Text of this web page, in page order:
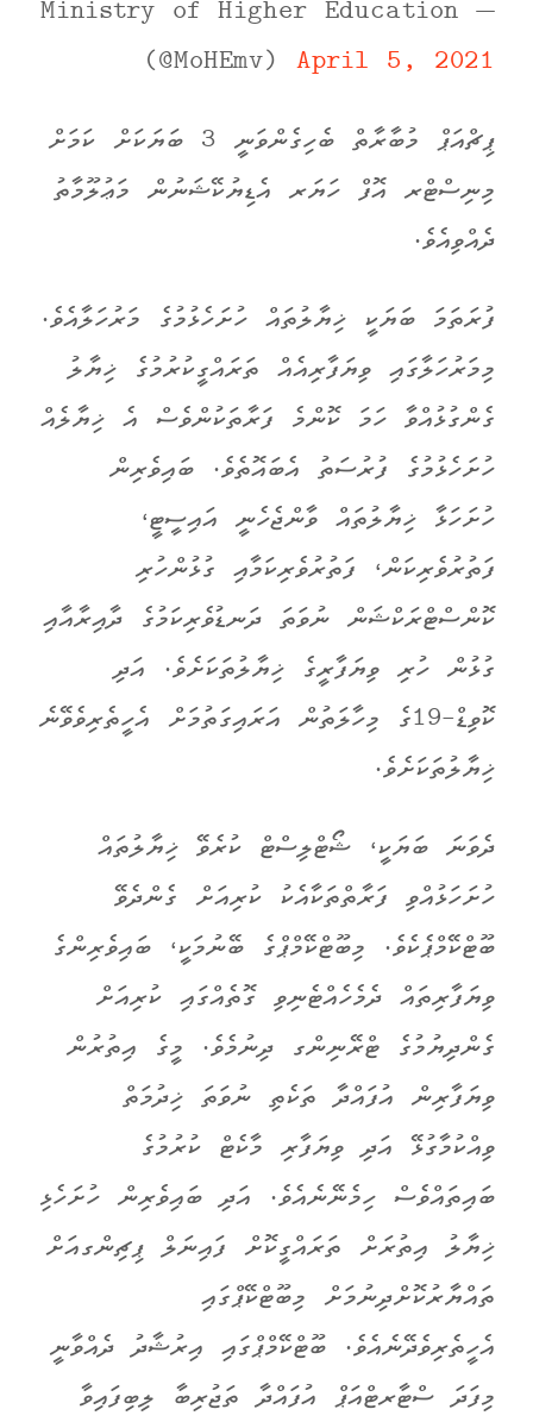
— Ministry of Higher Education
(@MoHEmv) April 5, 2021
ޕިޗްއަޕް މުބާރާތް ބެހިގެންވަނީ 3 ބަޔަކަށް ކަމަށް
މިނިސްޓްރ އޮފް ހަޔަރ އެޑިޔުކޭޝަނުން މަޢުލޫމާތު
ދެއްވިއެވެ.
ފުރަތަމަ ބަޔަކީ ޚިޔާލުތައް ހުށަހެޅުމުގެ މަރުހަލާއެވެ.
މިމަރުހަލާގައި ވިޔަފާރިއެއް ތަރައްގީކުރުމުގެ ޚިޔާލު
ގެންގުޅުއްވާ ހަމަ ކޮންމެ ފަރާތަކުންވެސް އެ ޚިޔާލެއް
ހުށަހެޅުމުގެ ފުރުސަތު އެބައޮތެވެ. ބައިވެރިން
ހުށަހަޅާ ޚިޔާލުތައް ވާންޖެހެނީ އައިސީޓީ،
ފަތުރުވެރިކަން، ފަތުރުވެރިކަމާއި ގުޅުންހުރި
ކޮންސްޓްރަކްޝަން ނުވަތަ ދަނޑުވެރިކަމުގެ ދާއިރާއާއި
ގުޅުން ހުރި ވިޔަފާރީގެ ޚިޔާލުތަކަށެވެ. އަދި
ކޮވިޑް-19ގެ މިހާލަތުން އަރައިގަތުމަށް އެހީތެރިވެވޭނެ
ޚިޔާލުތަކަށެވެ.
ދެވަނަ ބަޔަކީ، ޝޯޓްލިސްޓް ކުރެވޭ ޚިޔާލުތައް
ހުށަހަޅުއްވި ފަރާތްތަކާއެކު ކުރިއަށް ގެންދެވޭ
ބޫޓްކޭމްޕެކެވެ. މިބޫޓްކޭމްޕްގެ ބޭނުމަކީ، ބައިވެރިންގެ
ވިޔަފާރިތައް ދެމެހެއްޓެނިވި ގޮތެއްގައި ކުރިއަށް
ގެންދިޔުމުގެ ޓްރޭނިންގ ދިނުމެވެ. މީގެ އިތުރުން
ވިޔަފާރިން އުފައްދާ ތަކެތި ނުވަތަ ޚިދުމަތް
ވިއްކުމާގުޅޭ އަދި ވިޔަފާރި މާކެޓް ކުރުމުގެ
ބައިތައްވެސް ހިމެނޭނެއެވެ. އަދި ބައިވެރިން ހުށަހެޅި
ޚިޔާލު އިތުރަށް ތަރައްގީކޮށް ފައިނަލް ޕިޗިންގއަށް
ތައްޔާރުކޮށްދިނުމަށް މިބޫޓްކޭޕްގައި
އެހީތެރިވެދޭނެއެވެ. ބޫޓްކޭމްޕްގައި އިރުޝާދު ދެއްވާނީ
މިފަދަ ސްޓާރޓްއަޕް އުފައްދާ ތަޖުރިބާ ލިބިފައިވާ